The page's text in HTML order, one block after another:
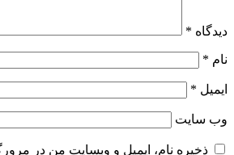
دیدگاه *
نام *
ایمیل *
وب‌ سایت
ذخیره نام، ایمیل و وبسایت من در